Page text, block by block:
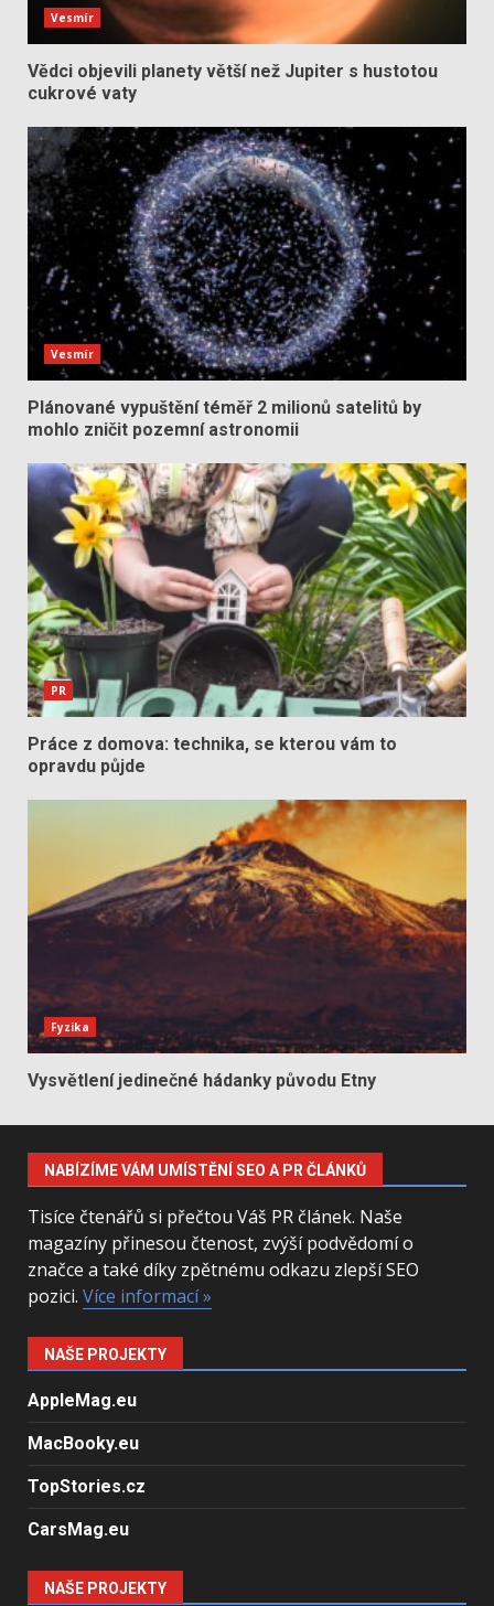
Vesmír
Vědci objevili planety větší než Jupiter s hustotou
cukrové vaty
Vesmír
Plánované vypuštění téměř 2 milionů satelitů by
mohlo zničit pozemní astronomii
PR
Práce z domova: technika, se kterou vám to
opravdu půjde
Fyzika
Vysvětlení jedinečné hádanky původu Etny
NABÍZÍME VÁM UMÍSTĚNÍ SEO A PR ČLÁNKŮ
Tisíce čtenářů si přečtou Váš PR článek. Naše
magazíny přinesou čtenost, zvýší podvědomí o
značce a také díky zpětnému odkazu zlepší SEO
pozici. Více informací »
NAŠE PROJEKTY
AppleMag.eu
MacBooky.eu
TopStories.cz
CarsMag.eu
NAŠE PROJEKTY